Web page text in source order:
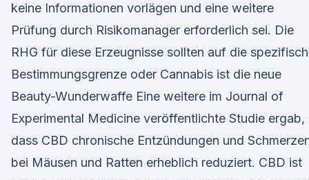
keine Informationen vorlägen und eine weitere
Prüfung durch Risikomanager erforderlich sei. Die
RHG für diese Erzeugnisse sollten auf die
Bestimmungsgrenze oder Cannabis ist die neue
Beauty-Wunderwaffe Eine weitere im Journal of
Experimental Medicine veröffentlichte Studie ergab,
dass CBD chronische Entzündungen und
bei Mäusen und Ratten erheblich reduziert. CBD ist